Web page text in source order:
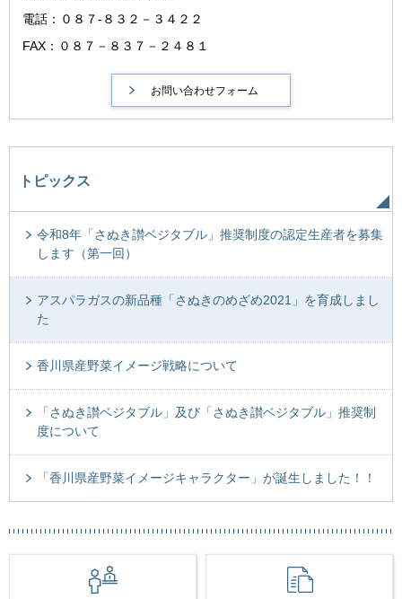
電話：０８７-８３２－３４２２
FAX：０８７－８３７－２４８１
トピックス
令和8年「さぬき讃ベジタブル」推奨制度の認定生産者を募集
します（第一回）
アスパラガスの新品種「さぬきのめざめ2021」を育成しまし
た
香川県産野菜イメージ戦略について
「さぬき讃ベジタブル」及び「さぬき讃ベジタブル」推奨制
度について
「香川県産野菜イメージキャラクター」が誕生しました！！